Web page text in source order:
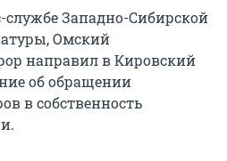
службе Западно-Сибирской
Омский
направил в Кировский
об обращении
в собственность